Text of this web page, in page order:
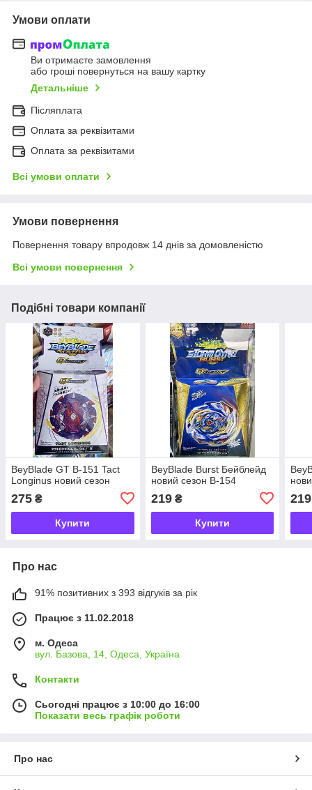
Умови оплати
Ви отримаєте замовлення
або гроші повернуться на вашу картку
Детальніше
Післяплата
Оплата за реквізитами
Оплата за реквізитами
Всі умови оплати
Умови повернення
Повернення товару впродовж 14 днів за домовленістю
Всі умови повернення
Подібні товари компанії
BeyBlade GT B-151 Tact
Longinus новий сезон
275 ₴
Купити
BeyBlade Burst Бейблейд
новий сезон В-154
219₴
Купити
219
Про нас
91% позитивних з 393 відгуків за рік
Працює з 11.02.2018
м. Одеса
вул. Базова, 14, Одеса, Україна
Контакти
Сьогодні працює з 10:00 до 16:00
Показати весь графік роботи
Про нас